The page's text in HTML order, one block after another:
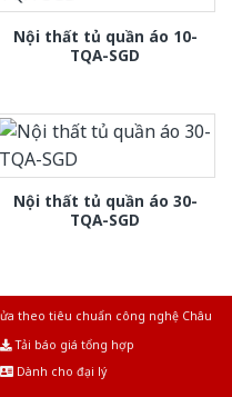
Nội thất tủ quần áo 10-
TQA-SGD
Nội thất tủ quần áo 30-
TQA-SGD
theo tiêu chuẩn công nghệ Châu
Tải báo giá tổng hợp
Dành cho đại lý